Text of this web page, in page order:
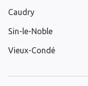
Caudry
Sin-le-Noble
Vieux-Condé